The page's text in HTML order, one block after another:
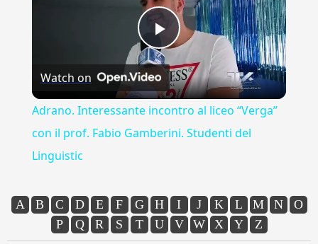
Play
Video
Watch on
Adrano. Interessante incontro al liceo “Verga”
con il prof. Fabio Gamberini. Studenti del
Linguistic
A B C D E F G H I J K L M N
O
P
Q R S T U V W X Y Z